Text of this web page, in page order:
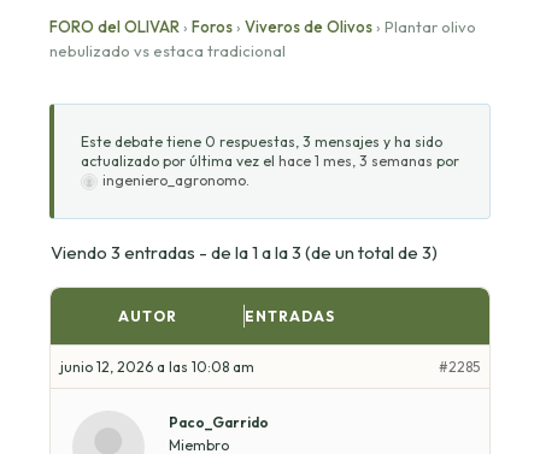
FORO del OLIVAR › Foros › Viveros de Olivos › Plantar olivo
nebulizado vs estaca tradicional
Este debate tiene 0 respuestas, 3 mensajes y ha sido
actualizado por última vez el hace 1 mes, 3 semanas por
ingeniero_agronomo
Viendo 3 entradas - de la 1 a la 3 (de un total de 3)
AUTOR ENTRADAS
junio 12, 2026 a las 10:08 am #2285
Paco_Garrido
Miembro